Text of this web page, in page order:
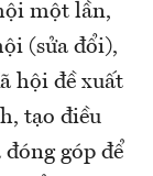
một lần,
(sửa đổi),
hội đề xuất
tạo điều
góp để